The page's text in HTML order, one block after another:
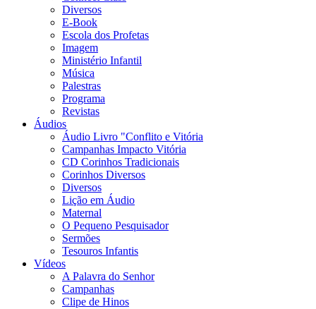
Diversos
E-Book
Escola dos Profetas
Imagem
Ministério Infantil
Música
Palestras
Programa
Revistas
Áudios
Áudio Livro "Conflito e Vitória
Campanhas Impacto Vitória
CD Corinhos Tradicionais
Corinhos Diversos
Diversos
Lição em Áudio
Maternal
O Pequeno Pesquisador
Sermões
Tesouros Infantis
Vídeos
A Palavra do Senhor
Campanhas
Clipe de Hinos